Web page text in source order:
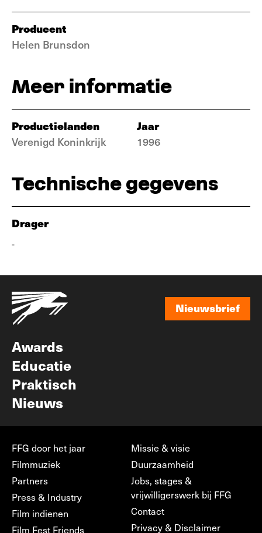
Producent
Helen Brunsdon
Meer informatie
Productielanden
Verenigd Koninkrijk
Jaar
1996
Technische gegevens
Drager
-
Nieuwsbrief
Awards
Educatie
Praktisch
Nieuws
FFG door het jaar
Filmmuziek
Partners
Press & Industry
Film indienen
Film Fest Friends
Missie & visie
Duurzaamheid
Jobs, stages &
vrijwilligerswerk bij FFG
Contact
Privacy & Disclaimer